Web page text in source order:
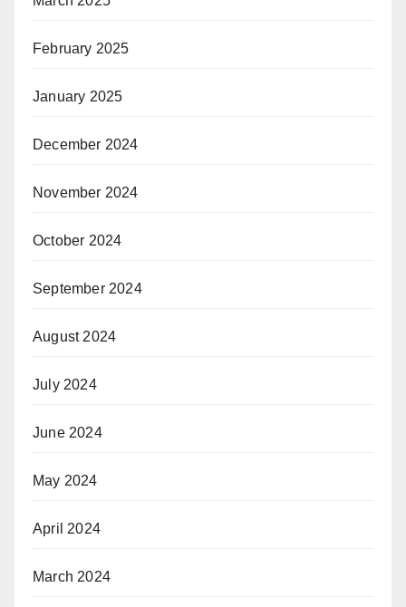
February 2025
January 2025
December 2024
November 2024
October 2024
September 2024
August 2024
July 2024
June 2024
May 2024
April 2024
March 2024